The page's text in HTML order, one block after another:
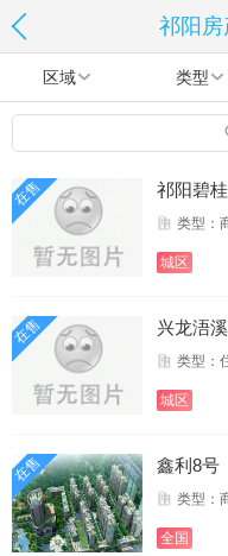
祁阳房
区域 类型
在售 祁阳碧
类型：
城区
在售 兴龙浯
类型：
城区
在售 鑫利8号
类型：
全国